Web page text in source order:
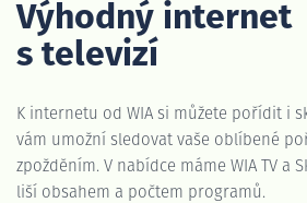
Výhodný internet
s televizí
K internetu od WIA si můžete pořídit i
vám umožní sledovat vaše oblíbené
zpožděním. V nabídce máme WIA TV a
liší obsahem a počtem programů.